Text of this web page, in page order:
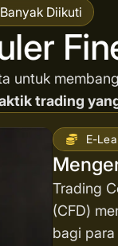
Diikuti
untuk
trading
E-
Trading
(CFD)
bagi